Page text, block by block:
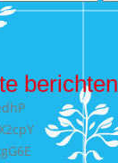
berichten